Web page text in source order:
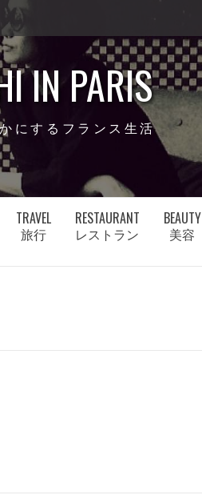
IN PARIS
にするフランス生活
TRAVEL
旅行
RESTAURANT
レストラン
BEAUTY
美容